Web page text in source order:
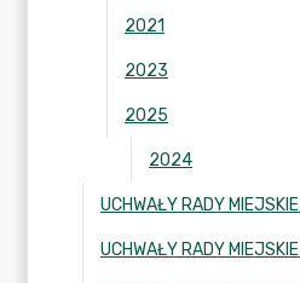
2021
2023
2025
2024